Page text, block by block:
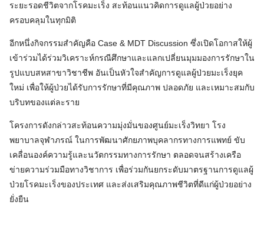
ระยะรอดชีวิตจากโรคมะเร็ง สะท้อนแนวคิดการดูแลผู้ป่วยอย่าง
ครอบคลุมในทุกมิติ
อีกหนึ่งกิจกรรมสำคัญคือ Case & MDT Discussion ซึ่งเปิดโอกาสให้ผู้
เข้าร่วมได้ร่วมวิเคราะห์กรณีศึกษาและแลกเปลี่ยนมุมมองการรักษาใน
รูปแบบสหสาขาวิชาชีพ อันเป็นหัวใจสำคัญการดูแลผู้ป่วยมะเร็งยุค
ใหม่ เพื่อให้ผู้ป่วยได้รับการรักษาที่มีคุณภาพ ปลอดภัย และเหมาะสมกับ
บริบทของแต่ละราย
โครงการดังกล่าวสะท้อนความมุ่งมั่นของศูนย์มะเร็งวิทยา โรง
พยาบาลจุฬาภรณ์ ในการพัฒนาศักยภาพบุคลากรทางการแพทย์ ขับ
เคลื่อนองค์ความรู้และนวัตกรรมทางการรักษา ตลอดจนสร้างเครือ
ข่ายความร่วมมือทางวิชาการ เพื่อร่วมกันยกระดับมาตรฐานการดูแลผู้
ป่วยโรคมะเร็งของประเทศ และส่งเสริมคุณภาพชีวิตที่ดีแก่ผู้ป่วยอย่าง
ยั่งยืน